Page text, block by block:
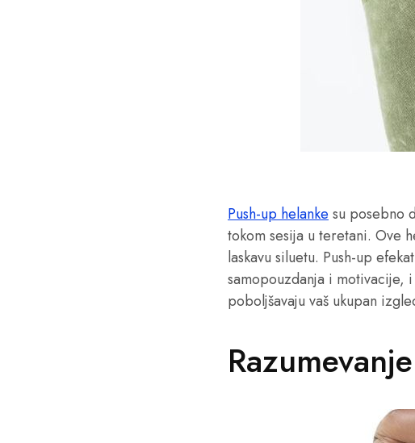
Push-up helankesu posebno
tokom sesija u teretani. Ove
laskavu siluetu. Push-up
samopouzdanja i motivacije,
poboljšavaju vaš ukupan